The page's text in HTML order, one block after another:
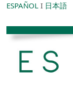
ESPAÑOL I 日本語